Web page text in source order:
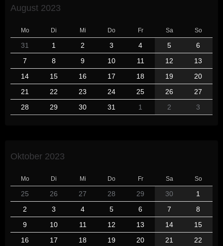
August 2023
Mo Di Mi Do Fr Sa So
31 1 2 3 4 5
6
7
8 9 10 11 12
13
14
15 16 17 18 19
20
21
22 23 24 25 26
27
28
29 30 31 1 2 3
Oktober 2023
Mo Di Mi Do Fr Sa So
25 26 27 28 29 30
1
2
3 4 5 6 7
8
9
10 11 12 13 14
15
16
17 18 19 20 21
22